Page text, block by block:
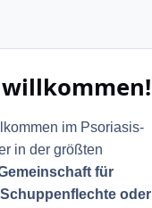
im Psoriasis-
in der größten
für
oder